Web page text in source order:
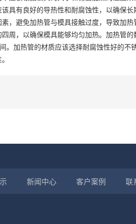
有良好的导热性和耐腐蚀性，以确保长
避免加热管与模具接触过度，导致加热
，以确保模具能够均匀加热。加热管的
。加热管的材质应该选择耐腐蚀性好的
新闻中心 客户案例 联